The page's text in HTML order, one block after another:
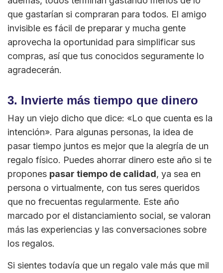
que gastarían si compraran para todos. El amigo
invisible es fácil de preparar y mucha gente
aprovecha la oportunidad para simplificar sus
compras, así que tus conocidos seguramente lo
agradecerán.
3. Invierte más tiempo que dinero
Hay un viejo dicho que dice: «Lo que cuenta es la
intención». Para algunas personas, la idea de
pasar tiempo juntos es mejor que la alegría de un
regalo físico. Puedes ahorrar dinero este año si te
propones pasar tiempo de calidad, ya sea en
persona o virtualmente, con tus seres queridos
que no frecuentas regularmente. Este año
marcado por el distanciamiento social, se valoran
más las experiencias y las conversaciones sobre
los regalos.
Si sientes todavía que un regalo vale más que mil